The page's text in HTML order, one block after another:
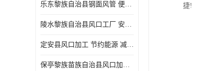
乐东黎族自治县钢面风管 便于搬运和安装 能够抵抗高温和火灾
陵水黎族自治县风口工厂 安装简便 安装也相对容易
定安县风口加工 节约能源 减少能量损失
保亭黎族苗族自治县风口加工 减少能耗 以适应不同的需求
捷!